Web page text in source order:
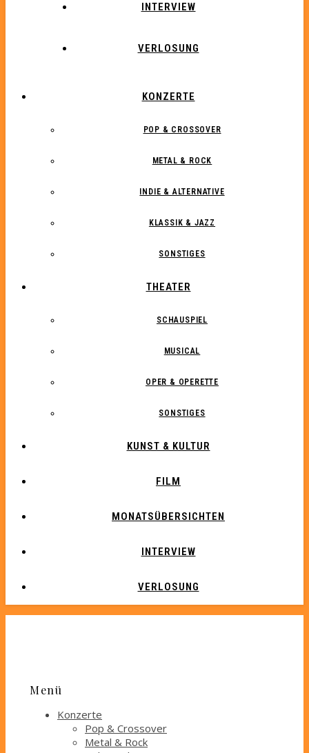
INTERVIEW
VERLOSUNG
KONZERTE
POP & CROSSOVER
METAL & ROCK
INDIE & ALTERNATIVE
KLASSIK & JAZZ
SONSTIGES
THEATER
SCHAUSPIEL
MUSICAL
OPER & OPERETTE
SONSTIGES
KUNST & KULTUR
FILM
MONATSÜBERSICHTEN
INTERVIEW
VERLOSUNG
Menü
Konzerte
Pop & Crossover
Metal & Rock